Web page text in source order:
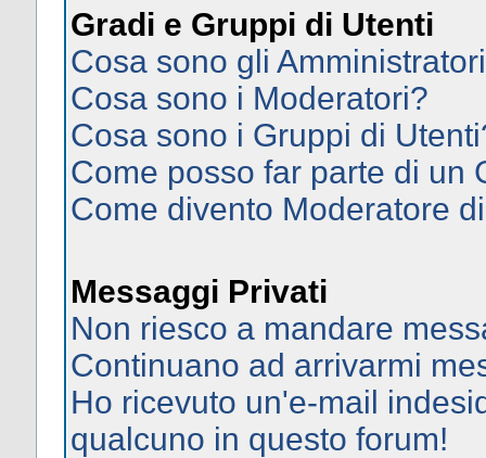
Gradi e Gruppi di Utenti
Cosa sono gli
Cosa sono i Moderatori?
Cosa sono i Gruppi di
Come posso far parte di un
Come divento Moderatore
Messaggi Privati
Non riesco a mandare
Continuano ad arrivarmi
Ho ricevuto un'e-mail
qualcuno in questo forum!